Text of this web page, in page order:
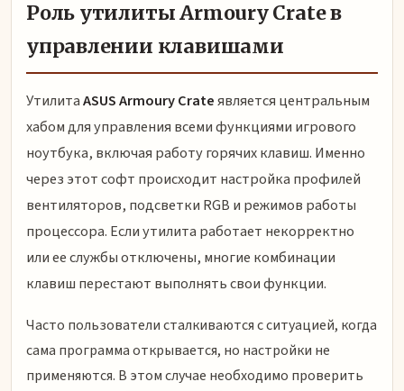
Роль утилиты Armoury Crate в
управлении клавишами
УтилитаASUS Armoury Crateявляется центральным
хабом для управления всеми функциями игрового
ноутбука, включая работу горячих клавиш. Именно
через этот софт происходит настройка профилей
вентиляторов, подсветки RGB и режимов работы
процессора. Если утилита работает некорректно
или ее службы отключены, многие комбинации
клавиш перестают выполнять свои функции.
Часто пользователи сталкиваются с ситуацией, когда
сама программа открывается, но настройки не
применяются. В этом случае необходимо проверить